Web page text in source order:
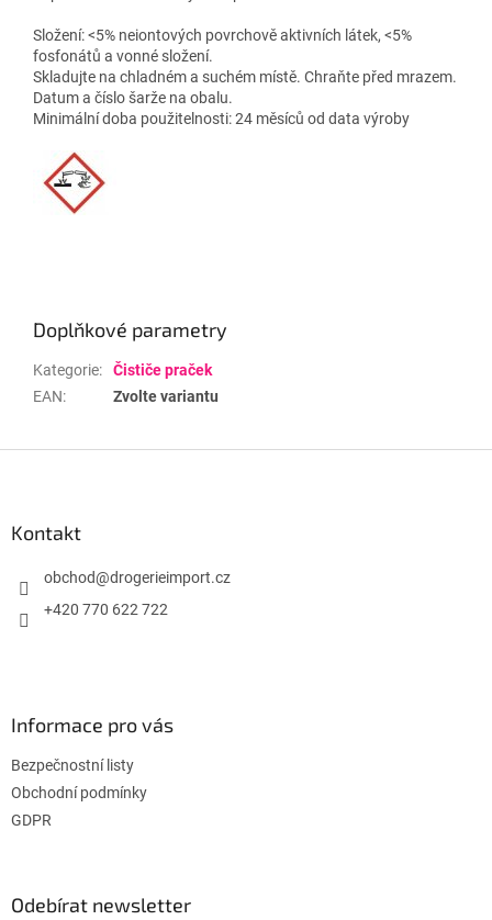
Složení: <5% neiontových povrchově aktivních látek, <5%
fosfonátů a vonné složení.
Skladujte na chladném a suchém místě. Chraňte před mrazem.
Datum a číslo šarže na obalu.
Minimální doba použitelnosti: 24 měsíců od data výroby
Doplňkové parametry
Kategorie:
Čističe praček
EAN: Zvolte variantu
Kontakt
obchod@drogerieimport.cz
+420 770 622 722
Informace pro vás
Bezpečnostní listy
Obchodní podmínky
GDPR
Odebírat newsletter